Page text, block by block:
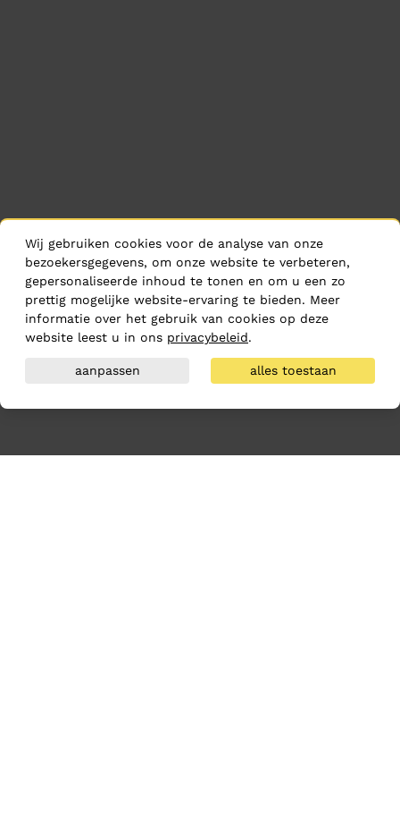
Wij gebruiken cookies voor de analyse van onze
bezoekersgegevens, om onze website te verbeteren,
gepersonaliseerde inhoud te tonen en om u een zo
prettig mogelijke website-ervaring te bieden. Meer
informatie over het gebruik van cookies op deze
website leest u in ons privacybeleid.
aanpassen alles toestaan